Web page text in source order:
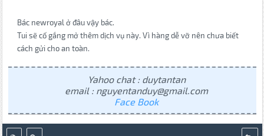
Bác newroyal ở đâu vậy bác.
Tui sẽ cố gắng mở thêm dịch vụ này. Vì hàng dễ vỡ nên chưa biết
cách gửi cho an toàn.
Yahoo chat : duytantan
email : nguyentanduy@gmail.com
Face Book